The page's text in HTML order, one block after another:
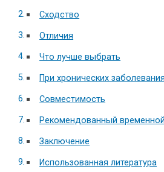
Сходство
Отличия
Что лучше выбрать
При хронических
Совместимость
Рекомендованный
Заключение
Использованная литература